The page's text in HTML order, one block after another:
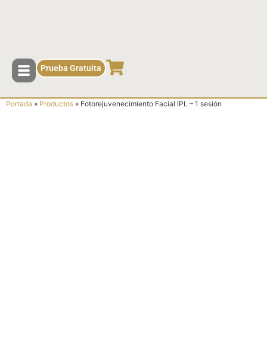
Prueba Gratuita
Portada » Productos » Fotorejuvenecimiento Facial IPL – 1 sesión